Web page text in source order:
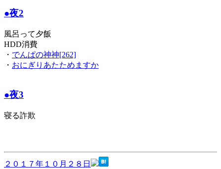
●夜2
風呂って夕飯
HDD消費
・ でんぱの神神[262]
・ おにぎりあたためますか
●夜3
寝る詐欺
２０１７年１０月２８日